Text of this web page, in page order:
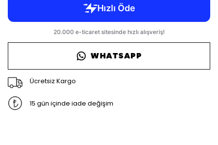
WHATSAPP
Ücretsiz Kargo
15 gün içinde iade değişim